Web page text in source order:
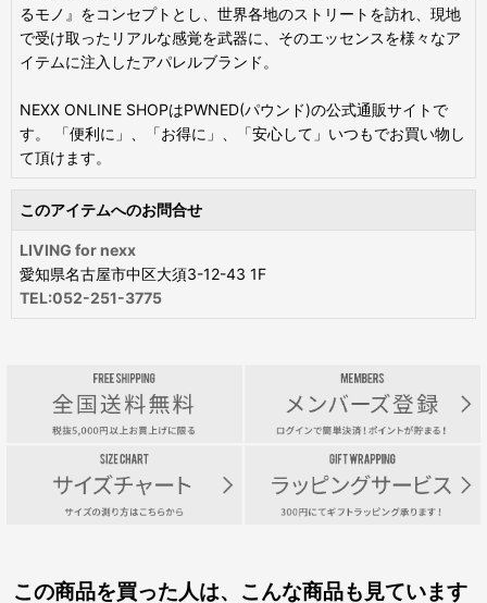
るモノ』をコンセプトとし、世界各地のストリートを訪れ、現地
で受け取ったリアルな感覚を武器に、そのエッセンスを様々なア
イテムに注入したアパレルブランド。
NEXX ONLINE SHOPはPWNED(パウンド)の公式通販サイトで
す。 「便利に」、「お得に」、「安心して」いつもでお買い物し
て頂けます。
このアイテムへのお問合せ
LIVING for nexx
愛知県名古屋市中区大須3-12-43 1F
TEL:052-251-3775
この商品を買った人は、こんな商品も見ています